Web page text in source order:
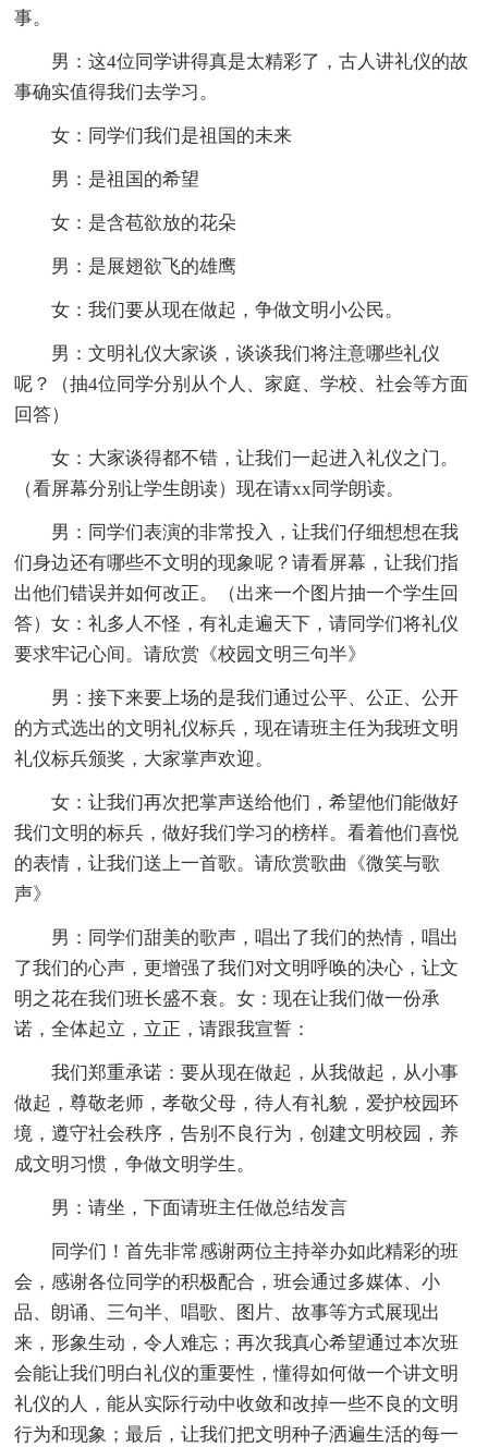
事。
男：这4位同学讲得真是太精彩了，古人讲礼仪的故
事确实值得我们去学习。
女：同学们我们是祖国的未来
男：是祖国的希望
女：是含苞欲放的花朵
男：是展翅欲飞的雄鹰
女：我们要从现在做起，争做文明小公民。
男：文明礼仪大家谈，谈谈我们将注意哪些礼仪
呢？（抽4位同学分别从个人、家庭、学校、社会等方面
回答）
女：大家谈得都不错，让我们一起进入礼仪之门。
（看屏幕分别让学生朗读）现在请xx同学朗读。
男：同学们表演的非常投入，让我们仔细想想在我
们身边还有哪些不文明的现象呢？请看屏幕，让我们指
出他们错误并如何改正。（出来一个图片抽一个学生回
答）女：礼多人不怪，有礼走遍天下，请同学们将礼仪
要求牢记心间。请欣赏《校园文明三句半》
男：接下来要上场的是我们通过公平、公正、公开
的方式选出的文明礼仪标兵，现在请班主任为我班文明
礼仪标兵颁奖，大家掌声欢迎。
女：让我们再次把掌声送给他们，希望他们能做好
我们文明的标兵，做好我们学习的榜样。看着他们喜悦
的表情，让我们送上一首歌。请欣赏歌曲《微笑与歌
声》
男：同学们甜美的歌声，唱出了我们的热情，唱出
了我们的心声，更增强了我们对文明呼唤的决心，让文
明之花在我们班长盛不衰。女：现在让我们做一份承
诺，全体起立，立正，请跟我宣誓：
我们郑重承诺：要从现在做起，从我做起，从小事
做起，尊敬老师，孝敬父母，待人有礼貌，爱护校园环
境，遵守社会秩序，告别不良行为，创建文明校园，养
成文明习惯，争做文明学生。
男：请坐，下面请班主任做总结发言
同学们！首先非常感谢两位主持举办如此精彩的班
会，感谢各位同学的积极配合，班会通过多媒体、小
品、朗诵、三句半、唱歌、图片、故事等方式展现出
来，形象生动，令人难忘；再次我真心希望通过本次班
会能让我们明白礼仪的重要性，懂得如何做一个讲文明
礼仪的人，能从实际行动中收敛和改掉一些不良的文明
行为和现象；最后，让我们把文明种子洒遍生活的每一